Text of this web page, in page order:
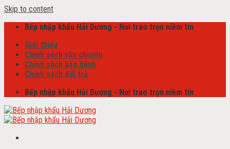
Skip to content
Bếp nhập khẩu Hải Dương - Nơi trao trọn niềm tin
Giới thiệu
Chính sách vận chuyển
Chính sách bảo hành
Chính sách đổi trả
Bếp nhập khẩu Hải Dương - Nơi trao trọn niềm tin